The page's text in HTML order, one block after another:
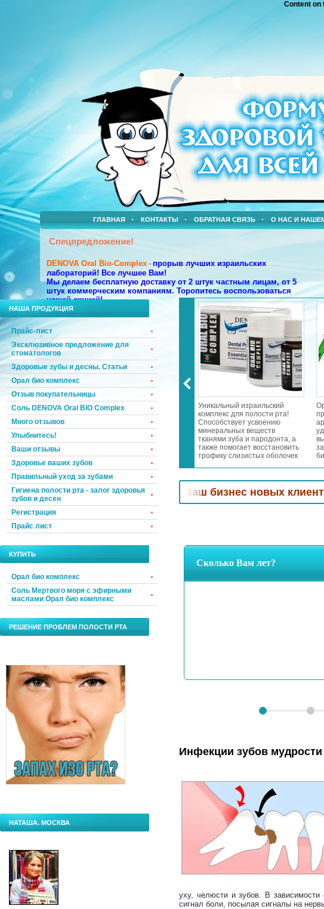
Content on
ГЛАВНАЯ КОНТАКТЫ ОБРАТНАЯ СВЯЗЬ О НАС И
Спецпредложение!
DENOVA Oral Bio-Complex - прорыв лучших израильских
лабораторий! Все лучшее Вам!
Мы делаем бесплатную доставку от 2 штук частным лицам, от 5
штук коммерческим компаниям. Торопитесь воспользоваться
нашей акцией!
НАША ПРОДУКЦИЯ
Прайс-лист
Эксклюзивное предложение для
стоматологов
Здоровые зубы и десны. Статьи
Орал био комплекс
Отзыв покупательницы
Соль DENOVA Oral BIO Complex
Много отзывов
Улыбнитесь!
Ваши отзывы
Здоровье ваших зубов
Правильный уход за зубами
Гигиена полости рта - залог здоровья
зубов и десен
Регистрация
Прайс лист
КУПИТЬ
Орал био комплекс
Соль Мертвого моря с эфирными
маслами Орал био комплекс
РЕШЕНИЕ ПРОБЛЕМ ПОЛОСТИ РТА
НАТАША. МОСКВА
изо рта
Осветление и
эмали! Лечение
и пародонтита!
в
всего за
Эксклюзивное предложение
для стоматологов!
Специальные цены и подарки!
Мы возвращаем к Вам
клиентов, которые уже хотели
уйти к Вашим конкурентам.
Уникальный израильский
комплекс для полости рта!
Способствует усвоению
минеральных веществ
тканями зуба и пародонта, а
также помогает восстановить
трофику слизистых оболочек
чувствительность зубов и
дёсен.
Привлечемв Ваш бизнес новых клиентов и
Инфекции зубов мудрости
уху, челюсти и зубов. В зависимости
сигнал боли, посылая сигналы на